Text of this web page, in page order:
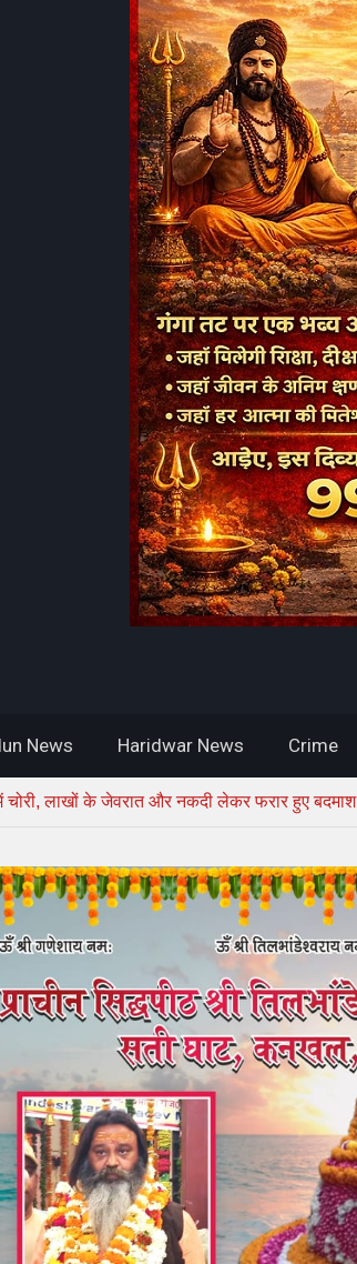
News Haridwar News Crime
चोरी, लाखों के जेवरात और नकदी लेकर फरार हुए बदमाश